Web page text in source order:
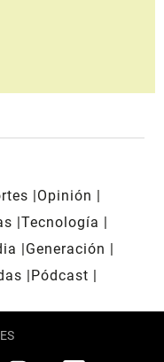
Opinión
Tecnología
Generación
Pódcast